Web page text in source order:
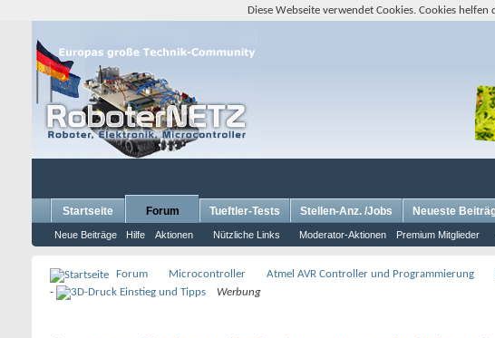
Startseite Forum
Neue Beiträge Hilfe Aktionen Nützliche Links Moderator-Aktionen Premium Mitglieder
Tueftler-Tests Stellen-Anz. /Jobs Neueste
Forum Microcontroller Atmel AVR Controller und Programmierung
-
Werbung
Diese Webseite verwendet Cookies. Cookies helfen